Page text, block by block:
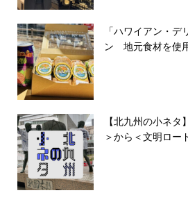
「ハワイアン・
ン 地元食材を使
【北九州の小ネ
＞から＜文明ロー